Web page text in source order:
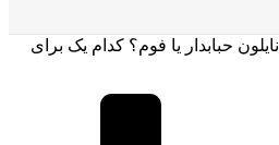
نایلون حبابدار یا فوم؟ کدام ‌یک برای